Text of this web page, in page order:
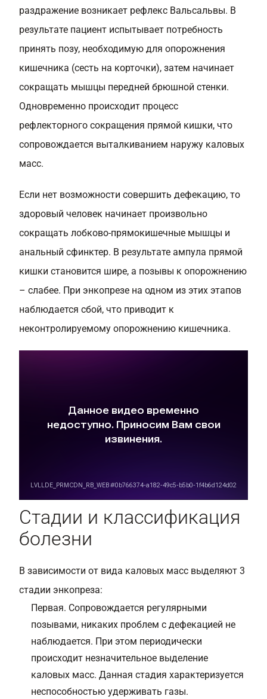
раздражение возникает рефлекс Вальсальвы. В
результате пациент испытывает потребность
принять позу, необходимую для опорожнения
кишечника (сесть на корточки), затем начинает
сокращать мышцы передней брюшной стенки.
Одновременно происходит процесс
рефлекторного сокращения прямой кишки, что
сопровождается выталкиванием наружу каловых
масс.
Если нет возможности совершить дефекацию, то
здоровый человек начинает произвольно
сокращать лобково-прямокишечные мышцы и
анальный сфинктер. В результате ампула прямой
кишки становится шире, а позывы к опорожнению
– слабее. При энкопрезе на одном из этих этапов
наблюдается сбой, что приводит к
неконтролируемому опорожнению кишечника.
Стадии и классификация
болезни
В зависимости от вида каловых масс выделяют 3
стадии энкопреза:
Первая. Сопровождается регулярными
позывами, никаких проблем с дефекацией не
наблюдается. При этом периодически
происходит незначительное выделение
каловых масс. Данная стадия характеризуется
неспособностью удерживать газы.